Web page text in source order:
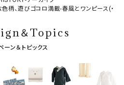
柄、遊びゴコロ満載-春風とワンピース(・
＆Topics
ーン＆トピックス